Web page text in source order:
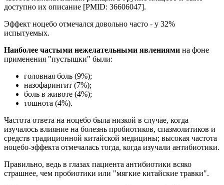
доступно их описание [PMID: 36606047].
Эффект ноцебо отмечался довольно часто - у 32%
испытуемых.
Наиболее частыми нежелательными явлениями на фоне
применения "пустышки" были:
головная боль (9%);
назофарингит (7%);
боль в животе (4%);
тошнота (4%).
Частота ответа на ноцебо была низкой в случае, когда
изучалось влияние на болезнь пробиотиков, спазмолитиков и
средств традиционной китайской медицины; высокая частота
ноцебо-эффекта отмечалась тогда, когда изучали антибиотики.
Правильно, ведь в глазах пациента антибиотики всяко
страшнее, чем пробиотики или "мягкие китайские травки".